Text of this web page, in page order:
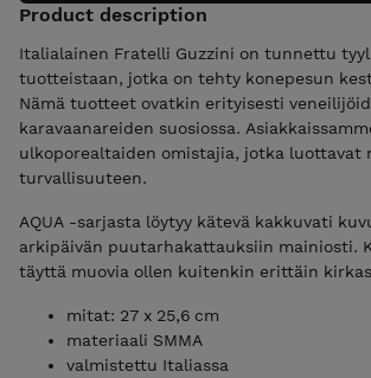
Product description
Italialainen Fratelli Guzzini on tunnettu
tuotteistaan, jotka on tehty konepesun
Nämä tuotteet ovatkin erityisesti
karavaanareiden suosiossa.
ulkoporealtaiden omistajia, jotka luottavat
turvallisuuteen.
AQUA -sarjasta löytyy kätevä kakkuvati
arkipäivän puutarhakattauksiin mainiosti.
täyttä muovia ollen kuitenkin erittäin
mitat: 27 x 25,6 cm
materiaali SMMA
valmistettu Italiassa